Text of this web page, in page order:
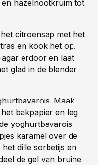
hazelnootkruim tot
citroensap met het
en kook het op.
erdoor en laat
glad in de blender
Maak
bakpapier en leg
yoghurtbavarois
karamel over de
dille sorbetijs en
de gel van bruine